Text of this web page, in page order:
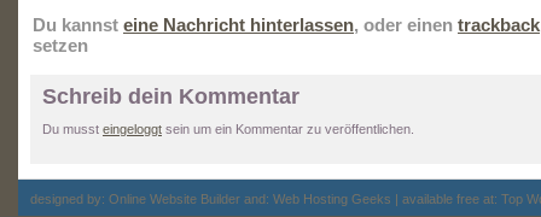
Du kannst eine Nachricht hinterlassen, oder einen trackback
setzen
Schreib dein Kommentar
Du musst eingeloggt sein um ein Kommentar zu veröffentlichen.
designed by: Online Website Builder and: Web Hosting Geeks | available free at: Top